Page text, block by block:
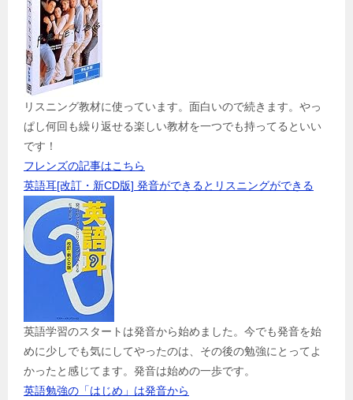
リスニング教材に使っています。面白いので続きます。やっ
ぱし何回も繰り返せる楽しい教材を一つでも持ってるといい
です！
フレンズの記事はこちら
英語耳[改訂・新CD版] 発音ができるとリスニングができる
英語学習のスタートは発音から始めました。今でも発音を始
めに少しでも気にしてやったのは、その後の勉強にとってよ
かったと感じてます。発音は始めの一歩です。
英語勉強の「はじめ」は発音から